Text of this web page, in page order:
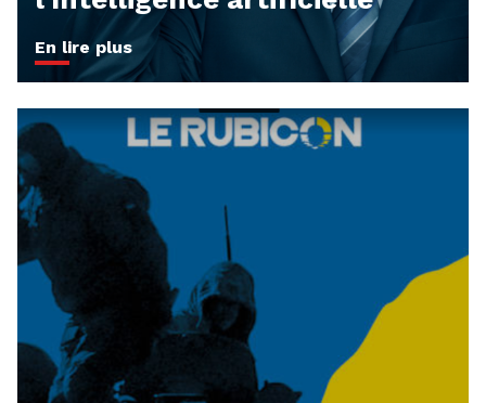
En lire plus